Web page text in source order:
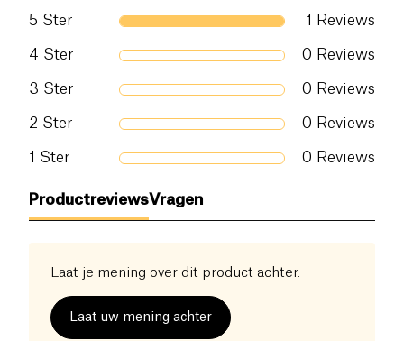
Het acetyltributylcitraat is gedeeltelijk Bio -
gebaseerd en afkomstig van maïs
suikerriet
Made in Frankrijk
5 Ster 1 Reviews
4 Ster 0 Reviews
3 Ster 0 Reviews
2 Ster 0 Reviews
1 Ster 0 Reviews
ProductreviewsVragen
Laat je mening over dit product achter.
Laat uw mening achter